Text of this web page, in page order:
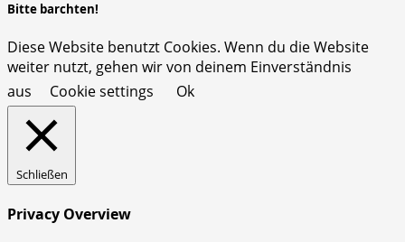
Bitte barchten!
Diese Website benutzt Cookies. Wenn du die Website
weiter nutzt, gehen wir von deinem Einverständnis
aus
Cookie settings Ok
Schließen
Privacy Overview